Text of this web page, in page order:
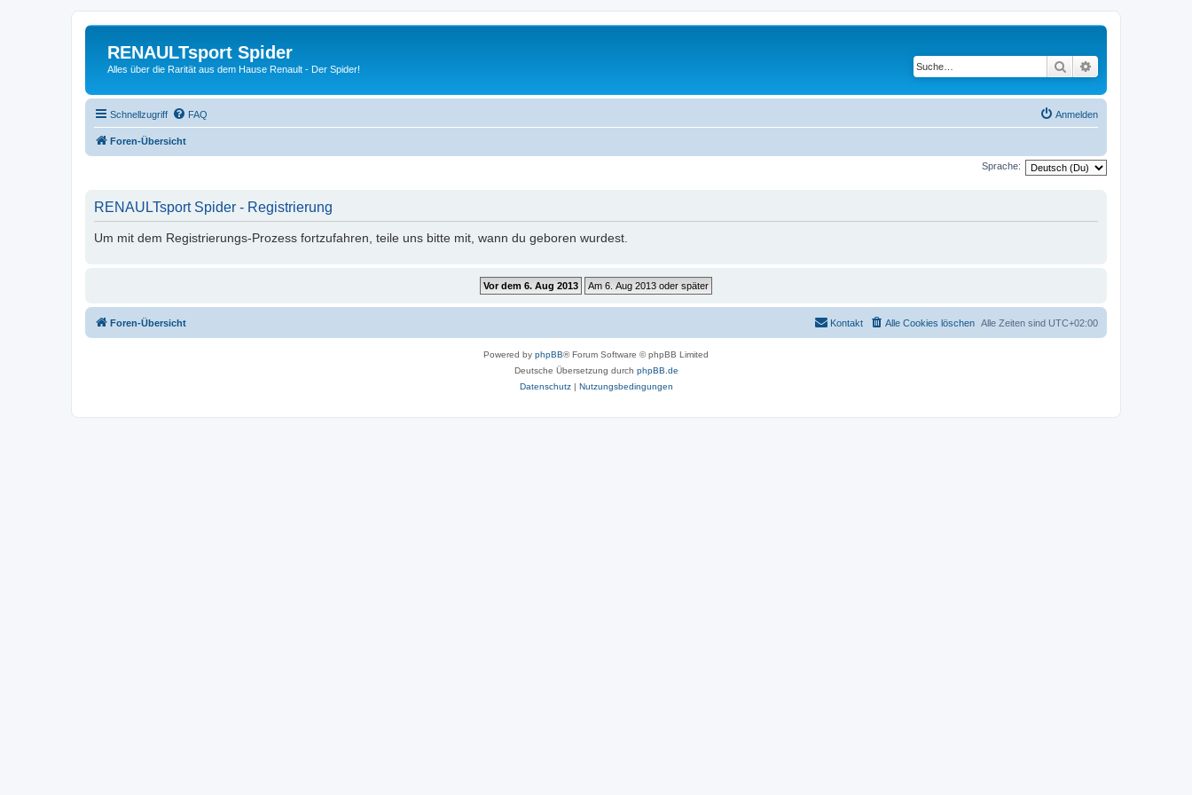
RENAULTsport Spider
Alles über die Rarität aus dem Hause Renault - Der Spider! Suche
Schnellzugriff FAQ Anmelden
Foren-Übersicht
Sprache:
RENAULTsport Spider - Registrierung
Um mit dem Registrierungs-Prozess fortzufahren, teile uns bitte mit, wann du geboren wurdest.
Foren-Übersicht Alle Zeiten sind UTC+02:00
Alle Cookies löschen
Kontakt
Powered by phpBB® Forum Software © phpBB Limited
Deutsche Übersetzung durch phpBB.de
Datenschutz| Nutzungsbedingungen